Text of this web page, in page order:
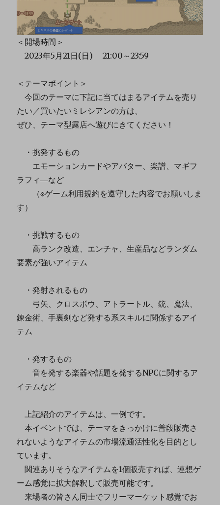
＜開場時間＞
2023年5月21日(日) 21:00～23:59
＜テーマポイント＞
今回のテーマに下記に当てはまるアイテムを売り
たい／買いたいミレシアンの方は、
ぜひ、テーマ型露店へ遊びにきてください！
・挑発するもの
エモーションカードやアバター、楽譜、マギフ
ラフィ―など
（※ゲーム利用規約を遵守した内容でお願いしま
す）
・挑戦するもの
高ランク改造、エンチャ、生産品などランダム
要素が強いアイテム
・発射されるもの
弓矢、クロスボウ、アトラートル、銃、魔法、
錬金術、手裏剣など発する系スキルに関係するアイ
テム
・発するもの
音を発する楽器や話題を発するNPCに関するア
イテムなど
上記紹介のアイテムは、一例です。
本イベントでは、テーマをきっかけに普段販売さ
れないようなアイテムの市場流通活性化を目的とし
ています。
関連ありそうなアイテムを1個販売すれば、連想ゲ
ーム感覚に拡大解釈して販売可能です。
来場者の皆さん同士でフリーマーケット感覚でお